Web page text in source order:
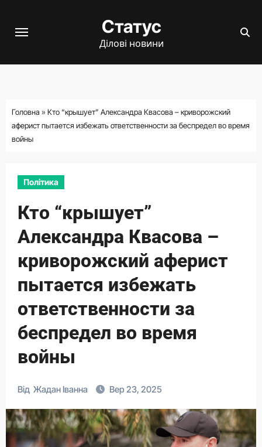
Статус
Ділові новини
Головна » Кто “крышует” Александра Квасова – криворожский
аферист пытается избежать ответственности за беспредел во время
войны
Політика
Кто “крышует”
Александра Квасова –
криворожский аферист
пытается избежать
ответственности за
беспредел во время
войны
Від Жадан Іванна Вер 23, 2025